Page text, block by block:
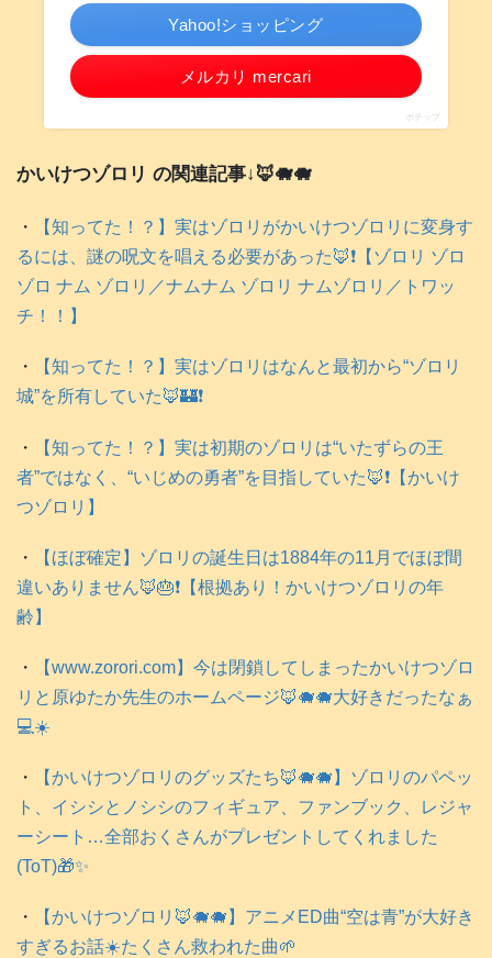
Yahoo!ショッピング
メルカリ mercari
ポチップ
かいけつゾロリ の関連記事↓🦊🐗🐗
・
【知ってた！？】実はゾロリがかいけつゾロリに変身す
るには、謎の呪文を唱える必要があった🦊❗️【ゾロリ ゾロ
ゾロ ナム ゾロリ／ナムナム ゾロリ ナムゾロリ／トワッ
チ！！】
・
【知ってた！？】実はゾロリはなんと最初から“ゾロリ
城”を所有していた🦊🏰❗️
・
【知ってた！？】実は初期のゾロリは“いたずらの王
者”ではなく、“いじめの勇者”を目指していた🦊❗️【かいけ
つゾロリ】
・
【ほぼ確定】ゾロリの誕生日は1884年の11月でほぼ間
違いありません🦊🎂❗️【根拠あり！かいけつゾロリの年
齢】
・
【www.zorori.com】今は閉鎖してしまったかいけつゾロ
リと原ゆたか先生のホームページ🦊🐗🐗大好きだったなぁ
💻️☀️
・
【かいけつゾロリのグッズたち🦊🐗🐗】ゾロリのパペッ
ト、イシシとノシシのフィギュア、ファンブック、レジャ
ーシート…全部おくさんがプレゼントしてくれました
(ToT)🎁✨
・
【かいけつゾロリ🦊🐗🐗】アニメED曲“空は青”が大好き
すぎるお話☀️たくさん救われた曲🌱